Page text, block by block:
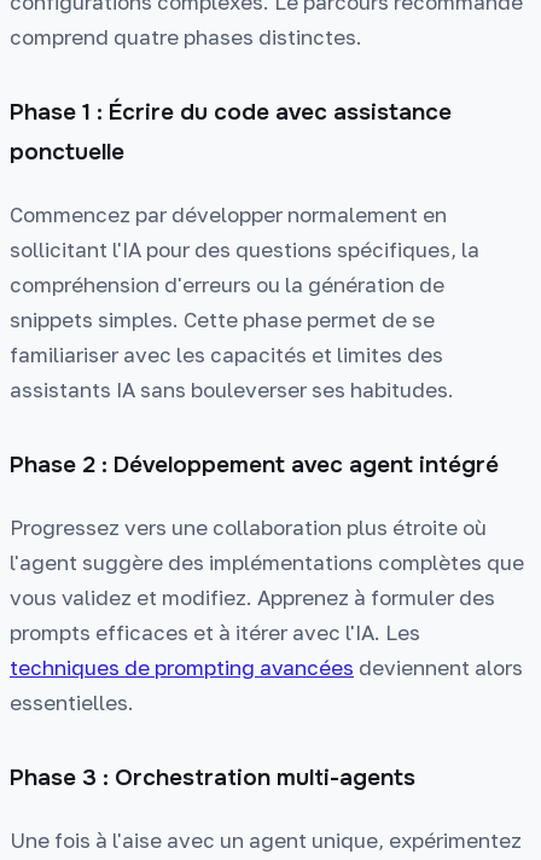
comprend quatre phases distinctes.
Phase 1 : Écrire du code avec assistance
ponctuelle
Commencez par développer normalement en
sollicitant l'IA pour des questions spécifiques, la
compréhension d'erreurs ou la génération de
snippets simples. Cette phase permet de se
familiariser avec les capacités et limites des
assistants IA sans bouleverser ses habitudes.
Phase 2 : Développement avec agent intégré
Progressez vers une collaboration plus étroite où
l'agent suggère des implémentations complètes que
vous validez et modifiez. Apprenez à formuler des
prompts efficaces et à itérer avec l'IA. Les
techniques de prompting avancées deviennent alors
essentielles.
Phase 3 : Orchestration multi-agents
Une fois à l'aise avec un agent unique, expérimentez